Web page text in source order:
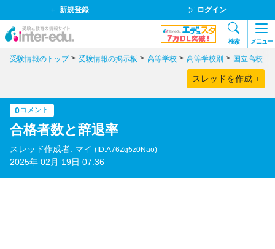
新規登録 ログイン
検索 メニュー
受験情報のトップ 受験情報の掲示板 高等学校 高等学校別 国立高校
スレッドを作成 +
0コメント
合格者数と辞退率
スレッド作成者: マイ (ID:A76Zg5z0Nao)
2025年 02月 19日 07:36